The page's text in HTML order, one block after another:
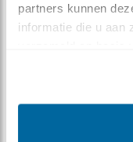
partners kunnen
informatie die u aan